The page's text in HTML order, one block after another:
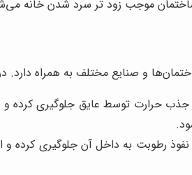
ساختمان موجب زود تر سرد شدن خانه
و صنایع مختلف به همراه دارد.
جذب حرارت توسط عایق جلوگیری
نفوذ رطوبت به داخل آن جلوگیری